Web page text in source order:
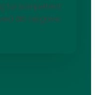
for kompetent
din opgave.